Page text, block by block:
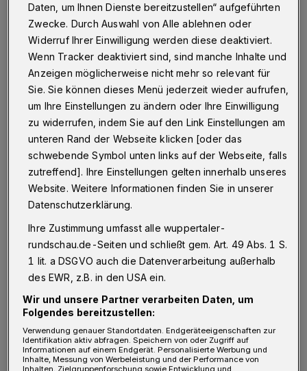
Deutschland möglicherweise Menschen, die in
einem halben Jahr sowieso tot wären - aufgrund
ihres Alters und ihrer Vorerkrankungen." Der
Armutsschock, der aus der weltweiten
Zerstörung der Wirtschaft entstehe, bringe
nach Einschätzung der Vereinten Nationen
hingegen Millionen Kinder ums Leben.
Sie die Todeszahlen durch Corona anschauen, dann
ist es bei vielen so, dass viele Menschen über 80
sterben – und wir wissen, über 80 sterben die
Oberbürgermeister Boris Palmer am Dienstag
im Sat.1-Frühstücksfernsehen.
Arme Kinder, alte Menschen oder
funktionierende Wirtschaft?
Bereits vor der Corona-Pandemie starben
Daten, um Ihnen Dienste bereitzustellen“ aufgeführten
Zwecke. Durch Auswahl von Alle ablehnen oder
Widerruf Ihrer Einwilligung werden diese deaktiviert.
Wenn Tracker deaktiviert sind, sind manche Inhalte und
Anzeigen möglicherweise nicht mehr so relevant für
Sie. Sie können dieses Menü jederzeit wieder aufrufen,
um Ihre Einstellungen zu ändern oder Ihre Einwilligung
zu widerrufen, indem Sie auf den Link Einstellungen am
unteren Rand der Webseite klicken [oder das
schwebende Symbol unten links auf der Webseite, falls
zutreffend]. Ihre Einstellungen gelten innerhalb unseres
Website. Weitere Informationen finden Sie in unserer
Datenschutzerklärung.
Ihre Zustimmung umfasst alle wuppertaler-
rundschau.de-Seiten und schließt gem. Art. 49 Abs. 1 S.
1 lit. a DSGVO auch die Datenverarbeitung außerhalb
des EWR, z.B. in den USA ein.
Wir und unsere Partner verarbeiten Daten, um
Folgendes bereitzustellen:
Verwendung genauer Standortdaten. Endgeräteeigenschaften zur
Identifikation aktiv abfragen. Speichern von oder Zugriff auf
Informationen auf einem Endgerät. Personalisierte Werbung und
Inhalte, Messung von Werbeleistung und der Performance von
Inhalten, Zielgruppenforschung sowie Entwicklung und